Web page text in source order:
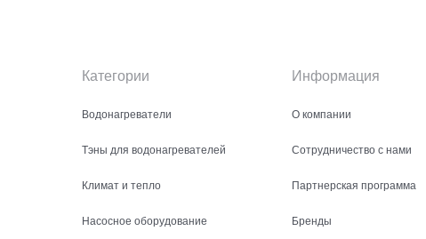
Категории
Водонагреватели
Тэны для водонагревателей
Климат и тепло
Насосное оборудование
Информация
О компании
Сотрудничество с нами
Партнерская программа
Бренды